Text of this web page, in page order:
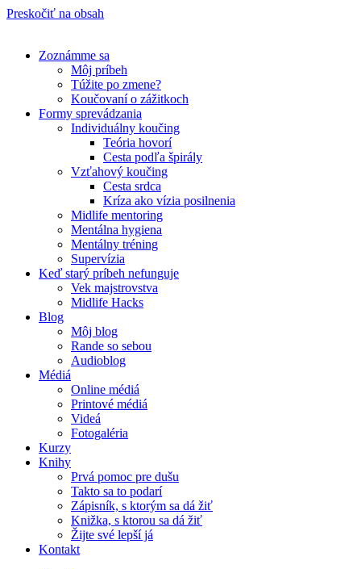
Preskočiť na obsah
Zoznámme sa
Môj príbeh
Túžite po zmene?
Koučovaní o zážitkoch
Formy sprevádzania
Individuálny koučing
Teória hovorí
Cesta podľa špirály
Vzťahový koučing
Cesta srdca
Kríza ako vízia posilnenia
Midlife mentoring
Mentálna hygiena
Mentálny tréning
Supervízia
Keď starý príbeh nefunguje
Vek majstrovstva
Midlife Hacks
Blog
Môj blog
Rande so sebou
Audioblog
Médiá
Online médiá
Printové médiá
Videá
Fotogaléria
Kurzy
Knihy
Prvá pomoc pre dušu
Takto sa to podarí
Zápisník, s ktorým sa dá žiť
Knižka, s ktorou sa dá žiť
Žijte své lepší já
Kontakt